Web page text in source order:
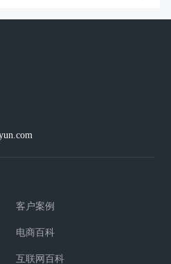
客户案例
电商百科
互联网百科